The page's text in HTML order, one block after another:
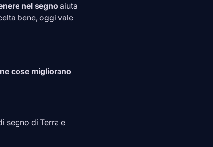
nel segno aiuta
bene, oggi vale
cose migliorano
segno di Terra e